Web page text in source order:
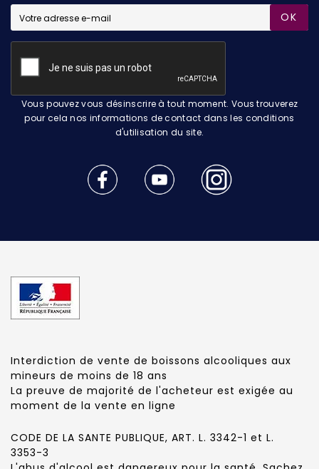
OK
Vous pouvez vous désinscrire à tout moment. Vous trouverez
pour cela nos informations de contact dans les conditions
d'utilisation du site.
Interdiction de vente de boissons alcooliques aux
mineurs de moins de 18 ans
La preuve de majorité de l'acheteur est exigée au
moment de la vente en ligne
CODE DE LA SANTE PUBLIQUE, ART. L. 3342-1 et L.
3353-3